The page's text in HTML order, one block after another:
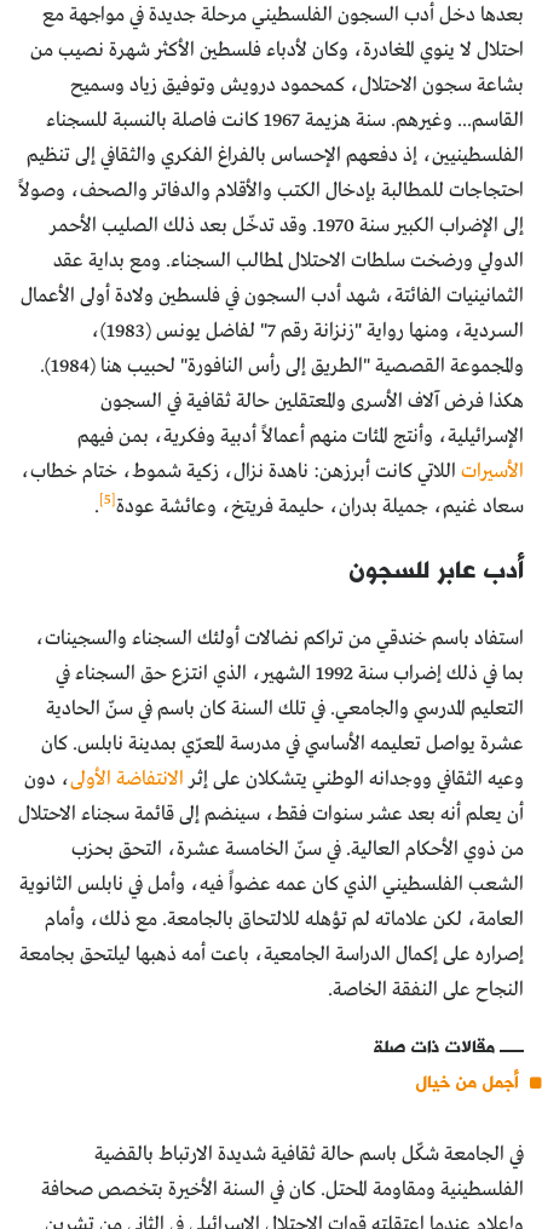
بعدها دخل أدب السجون الفلسطيني مرحلة جديدة في مواجهة مع
احتلال لا ينوي المغادرة، وكان لأدباء فلسطين الأكثر شهرة نصيب من
بشاعة سجون الاحتلال، كمحمود درويش وتوفيق زياد وسميح
القاسم... وغيرهم. سنة هزيمة 1967 كانت فاصلة بالنسبة للسجناء
الفلسطينيين، إذ دفعهم الإحساس بالفراغ الفكري والثقافي إلى تنظيم
احتجاجات للمطالبة بإدخال الكتب والأقلام والدفاتر والصحف، وصولاً
إلى الإضراب الكبير سنة 1970. وقد تدخّل بعد ذلك الصليب الأحمر
الدولي ورضخت سلطات الاحتلال لمطالب السجناء. ومع بداية عقد
الثمانينيات الفائتة، شهد أدب السجون في فلسطين ولادة أولى الأعمال
السردية، ومنها رواية "زنزانة رقم 7" لفاضل يونس (1983)،
والمجموعة القصصية "الطريق إلى رأس النافورة" لحبيب هنا (1984).
هكذا فرض آلاف الأسرى والمعتقلين حالة ثقافية في السجون
الإسرائيلية، وأنتج المئات منهم أعمالاً أدبية وفكرية، بمن فيهم
الأسيرات اللاتي كانت أبرزهن: ناهدة نزال، زكية شموط، ختام خطاب،
سعاد غنيم، جميلة بدران، حليمة فريتخ، وعائشة عودة[5]
.
أدب عابر للسجون
استفاد باسم خندقي من تراكم نضالات أولئك السجناء والسجينات،
بما في ذلك إضراب سنة 1992 الشهير، الذي انتزع حق السجناء في
التعليم المدرسي والجامعي. في تلك السنة كان باسم في سنّ الحادية
عشرة يواصل تعليمه الأساسي في مدرسة المعرّي بمدينة نابلس. كان
وعيه الثقافي ووجدانه الوطني يتشكلان على إثر الانتفاضة الأولى، دون
أن يعلم أنه بعد عشر سنوات فقط، سينضم إلى قائمة سجناء الاحتلال
من ذوي الأحكام العالية. في سنّ الخامسة عشرة، التحق بحزب
الشعب الفلسطيني الذي كان عمه عضواً فيه، وأمل في نابلس الثانوية
العامة، لكن علاماته لم تؤهله للالتحاق بالجامعة. مع ذلك، وأمام
إصراره على إكمال الدراسة الجامعية، باعت أمه ذهبها ليلتحق بجامعة
النجاح على النفقة الخاصة.
مقالات ذات صلة
أجمل من خيال
في الجامعة شكّل باسم حالة ثقافية شديدة الارتباط بالقضية
الفلسطينية ومقاومة المحتل. كان في السنة الأخيرة بتخصص صحافة